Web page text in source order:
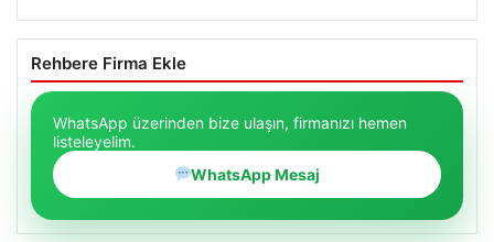
Rehbere Firma Ekle
WhatsApp üzerinden bize ulaşın, firmanızı hemen
listeleyelim.
WhatsApp Mesaj